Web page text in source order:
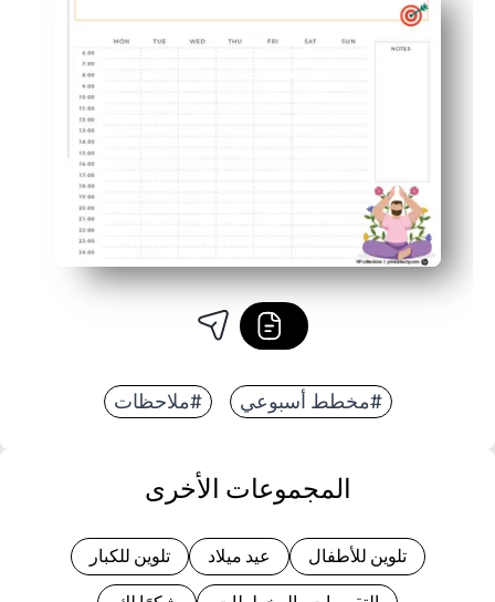
تخطيط أسبوعي بسيط - راجع الفصول الدراسية والممارسات
مساحة الملاحظات وقائمة المراجعة - يمكنك تسجيل المهام
قابل لإعادة الاستخدام ومرئي - ضعه على الثلاجة أو في غلاف،
#مخطط أسبوعي #ملاحظات
المجموعات الأخرى
تلوين للأطفال عيد ميلاد تلوين للكبار